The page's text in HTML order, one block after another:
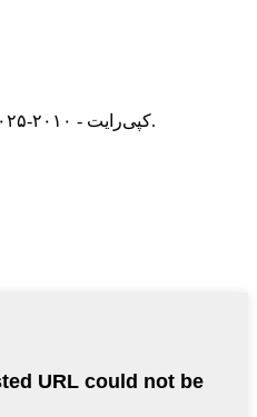
© کپی‌رایت - ۲۰۱۰-۲۰۲۵: تمامی حقوق محفوظ است.